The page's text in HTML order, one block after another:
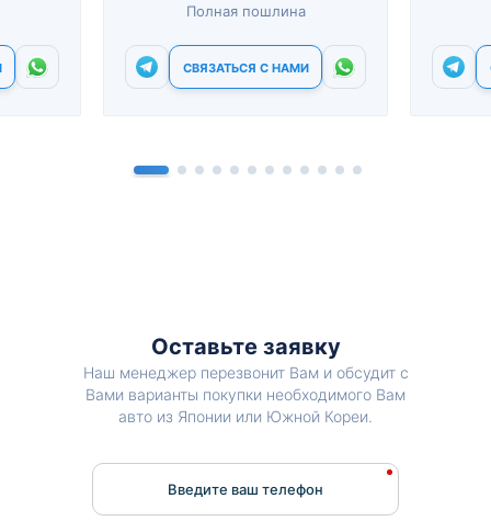
Полная пошлина
СВЯЗАТЬСЯ С НАМИ
Оставьте заявку
Наш менеджер перезвонит Вам и обсудит с
Вами варианты покупки необходимого Вам
авто из Японии или Южной Кореи.
Введите ваш телефон